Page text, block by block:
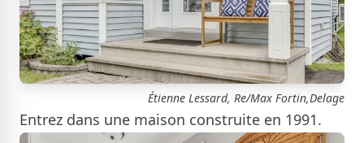
Étienne Lessard, Re/Max Fortin,Delage
Entrez dans une maison construite en 1991.